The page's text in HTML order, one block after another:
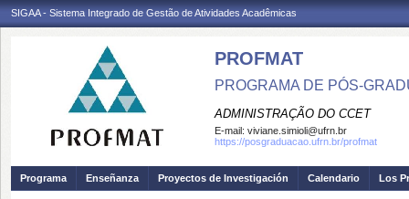
SIGAA - Sistema Integrado de Gestão de Atividades Acadêmicas
PROFMAT
PROGRAMA DE PÓS-
ADMINISTRAÇÃO DO CCET
E-mail: viviane.simioli@ufrn.br
https://posgraduacao.ufrn.br/profmat
Programa Enseñanza Proyectos de Investigación Calendario Los